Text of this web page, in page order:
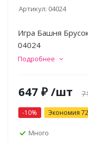
Артикул: 04024
Игра Башня
04024
Подробнее
647 ₽ /шт
-10% Экономия 72
Много